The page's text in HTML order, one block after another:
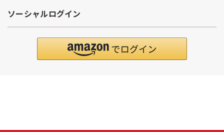
ソーシャルログイン